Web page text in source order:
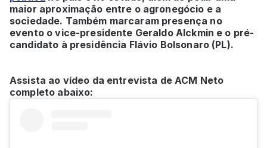
maior aproximação entre o agronegócio e a
sociedade. Também marcaram presença no
evento o vice-presidente Geraldo Alckmin e o pré-
candidato à presidência Flávio Bolsonaro (PL).
Assista ao vídeo da entrevista de ACM Neto
completo abaixo: